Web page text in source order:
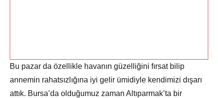
Bu pazar da özellikle havanın güzelliğini fırsat bilip
annemin rahatsızlığına iyi gelir ümidiyle kendimizi dışarı
attık. Bursa’da olduğumuz zaman Altıparmak’ta bir